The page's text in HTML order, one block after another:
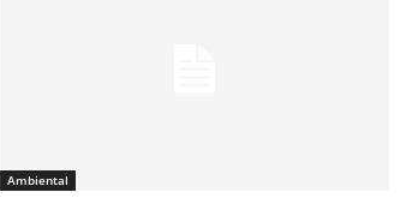
Ambiental